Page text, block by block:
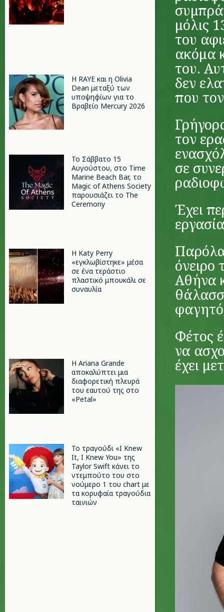
Η RAYE και η Olivia
Dean μεταξύ των
υποψηφίων για το
Βραβείο Mercury 2026
Το Σάββατο 15
Αυγούστου, στο Time
Marine Beach Bar, το
Magic of Athens Society
παρουσιάζει το The
Ceremony
H Katy Perry
«εγκλωβίστηκε» μέσα
σε ένα τεράστιο
πλαστικό μπουκάλι σε
συναυλία
Η Ariana Grande
αποκαλύπτει μια
διαφορετική πλευρά
του εαυτού της στο
«Petal»
Το τραγούδι «I Knew
It, I Knew You» της
Taylor Swift κάνει το
ντεμπούτο του στο
νούμερο 1 του chart με
τα κορυφαία τραγούδια
ταινιών
μόλις
του
ακόμα
του.
δεν
που
τον
σε
Έχει
όνειρο
Αθήνα
Φέτος
να
έχει